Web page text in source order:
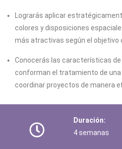
Lograrás aplicar
colores y disposiciones
más atractivas según el objetivo
Conocerás las características
conforman el tratamiento de
coordinar proyectos de manera
Duración:
4 semanas